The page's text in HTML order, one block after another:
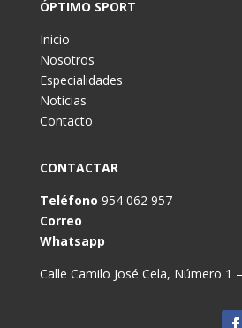
ÓPTIMO SPORT
Inicio
Nosotros
Especialidades
Noticias
Contacto
CONTACTAR
Teléfono 954 062 957
Correo
Whatsapp
Calle Camilo José Cela, Número 1